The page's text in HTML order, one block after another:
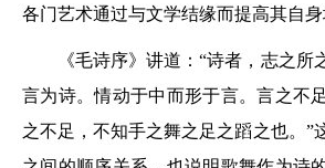
各门艺术通过与文学结缘而提高其自身
《毛诗序》讲道：“诗者，志之所
言为诗。情动于中而形于言。言之不
之不足，不知手之舞之足之蹈之也。”